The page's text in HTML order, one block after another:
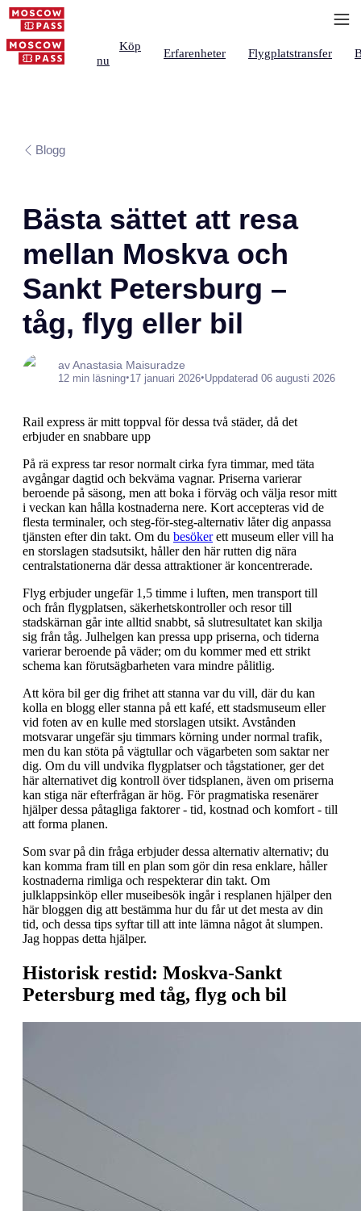
Köp
nu
Erfarenheter Flygplatstransfer
Blogg
Bästa sättet att resa
mellan Moskva och
Sankt Petersburg –
tåg, flyg eller bil
av Anastasia Maisuradze
12 min läsning•17 januari 2026•Uppdaterad 06 augusti 2026
Rail express är mitt toppval för dessa två städer, då det
erbjuder en snabbare upp
På rä express tar resor normalt cirka fyra timmar, med täta
avgångar dagtid och bekväma vagnar. Priserna varierar
beroende på säsong, men att boka i förväg och välja resor mitt
i veckan kan hålla kostnaderna nere. Kort accepteras vid de
flesta terminaler, och steg-för-steg-alternativ låter dig anpassa
tjänsten efter din takt. Om du besökerett museum eller vill ha
en storslagen stadsutsikt, håller den här rutten dig nära
centralstationerna där dessa attraktioner är koncentrerade.
Flyg erbjuder ungefär 1,5 timme i luften, men transport till
och från flygplatsen, säkerhetskontroller och resor till
stadskärnan går inte alltid snabbt, så slutresultatet kan skilja
sig från tåg. Julhelgen kan pressa upp priserna, och tiderna
varierar beroende på väder; om du kommer med ett strikt
schema kan förutsägbarheten vara mindre pålitlig.
Att köra bil ger dig frihet att stanna var du vill, där du kan
kolla en blogg eller stanna på ett kafé, ett stadsmuseum eller
vid foten av en kulle med storslagen utsikt. Avstånden
motsvarar ungefär sju timmars körning under normal trafik,
men du kan stöta på vägtullar och vägarbeten som saktar ner
dig. Om du vill undvika flygplatser och tågstationer, ger det
här alternativet dig kontroll över tidsplanen, även om priserna
kan stiga när efterfrågan är hög. För pragmatiska resenärer
hjälper dessa påtagliga faktorer - tid, kostnad och komfort - till
att forma planen.
Som svar på din fråga erbjuder dessa alternativ alternativ; du
kan komma fram till en plan som gör din resa enklare, håller
kostnaderna rimliga och respekterar din takt. Om
julklappsinköp eller museibesök ingår i resplanen hjälper den
här bloggen dig att bestämma hur du får ut det mesta av din
tid, och dessa tips syftar till att inte lämna något åt slumpen.
Jag hoppas detta hjälper.
Historisk restid: Moskva-Sankt
Petersburg med tåg, flyg och bil